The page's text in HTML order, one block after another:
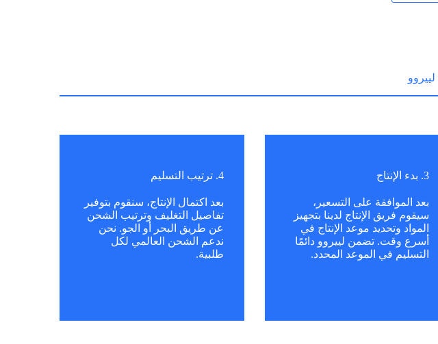
لييروو
3. بدء الإنتاج
بعد الموافقة على التسعير،
سيقوم فريق الإنتاج لدينا بتجهيز
المواد وتحديد موعد الإنتاج في
أسرع وقت. تضمن لييروو دائمًا
التسليم في الموعد المحدد.
4. ترتيب التسليم
بعد اكتمال الإنتاج، سنقوم بتوفير
تفاصيل التغليف وترتيب الشحن
عن طريق البحر أو الجو. نحن
ندعم الشحن العالمي لكل
طلبية.